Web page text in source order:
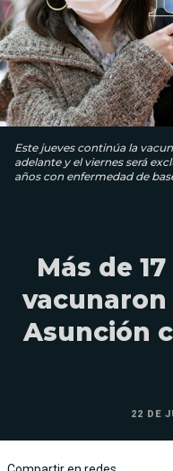
Este jueves continúa la
adelante y el viernes será
años con enfermedad de
Más de
Asunción
22 DE